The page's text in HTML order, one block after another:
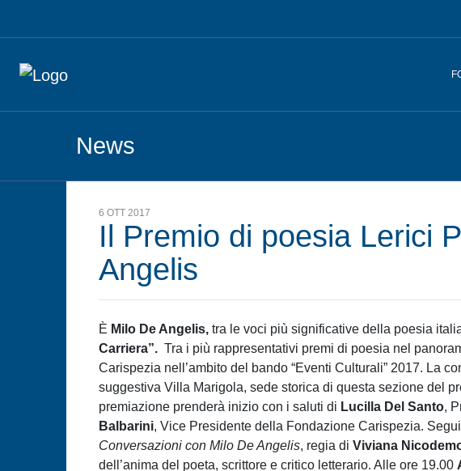
News
6 OTT 2017
Il Premio di poesia Lerici
Angelis
È Milo De Angelis, tra le voci più significative della poesia
Carriera”. Tra i più rappresentativi premi di poesia nel
Carispezia nell’ambito del bando “Eventi Culturali” 2017. La
suggestiva Villa Marigola, sede storica di questa sezione del
premiazione prenderà inizio con i saluti di Lucilla Del Santo,
Balbarini, Vice Presidente della Fondazione Carispezia.
Conversazioni con Milo De Angelis, regia di Viviana
dell’anima del poeta, scrittore e critico letterario. Alle ore 19.00